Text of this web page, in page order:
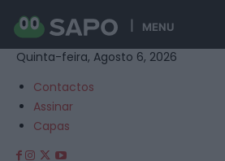
MENU
Quinta-feira, Agosto 6, 2026
Contactos
Assinar
Capas